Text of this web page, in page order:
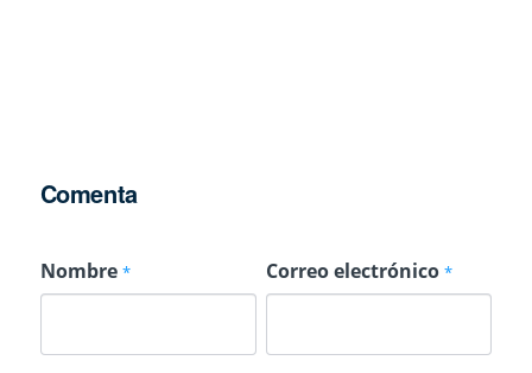
Comenta
Nombre * Correo electrónico *